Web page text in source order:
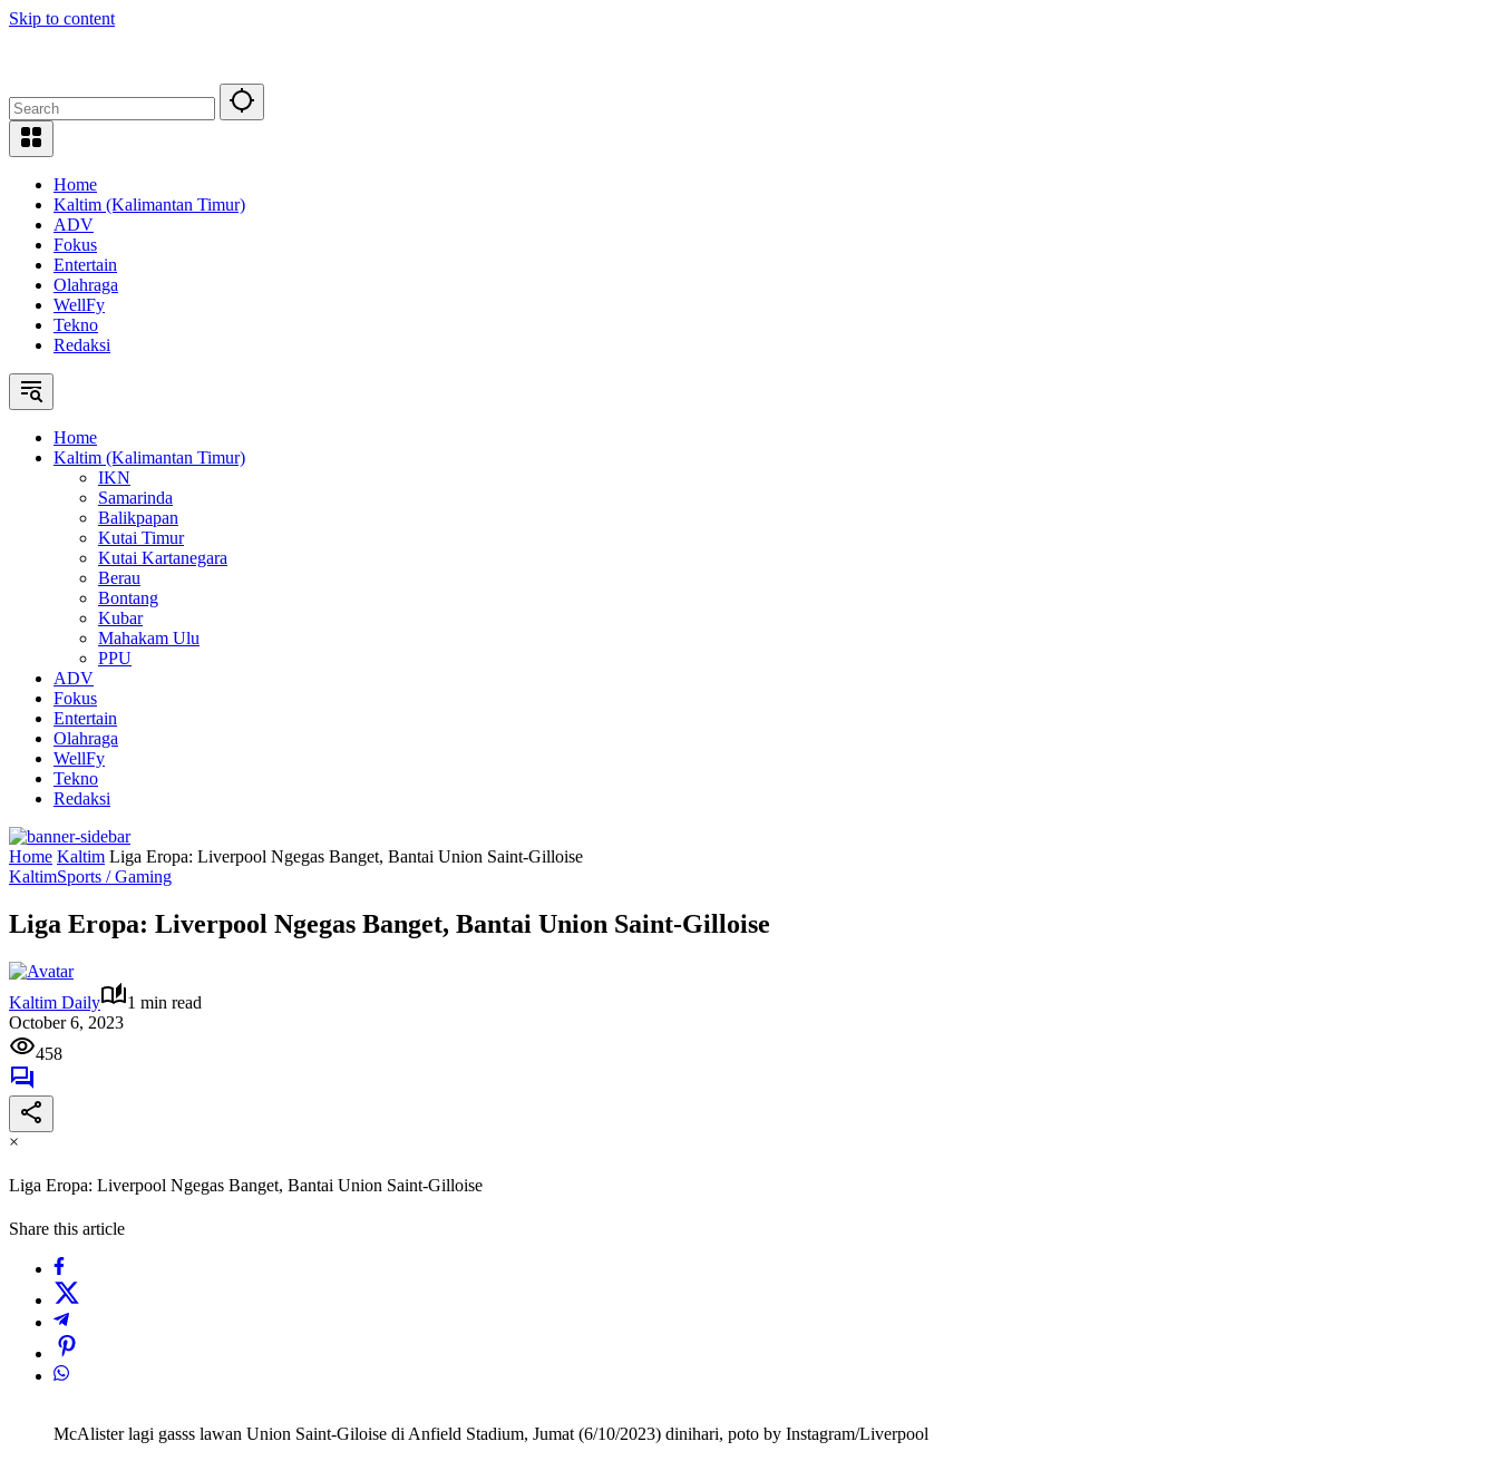
Skip to content
Home
Kaltim (Kalimantan Timur)
ADV
Fokus
Entertain
Olahraga
WellFy
Tekno
Redaksi
Home
Kaltim (Kalimantan Timur)
IKN
Samarinda
Balikpapan
Kutai Timur
Kutai Kartanegara
Berau
Bontang
Kubar
Mahakam Ulu
PPU
ADV
Fokus
Entertain
Olahraga
WellFy
Tekno
Redaksi
Home Kaltim Liga Eropa: Liverpool Ngegas Banget, Bantai Union Saint-Gilloise
KaltimSports / Gaming
Liga Eropa: Liverpool Ngegas Banget, Bantai Union Saint-Gilloise
Kaltim Daily
1 min read
October 6, 2023
458
×
Liga Eropa: Liverpool Ngegas Banget, Bantai Union Saint-Gilloise
Share this article
McAlister lagi gasss lawan Union Saint-Giloise di Anfield Stadium, Jumat (6/10/2023) dinihari, poto by Instagram/Liverpool